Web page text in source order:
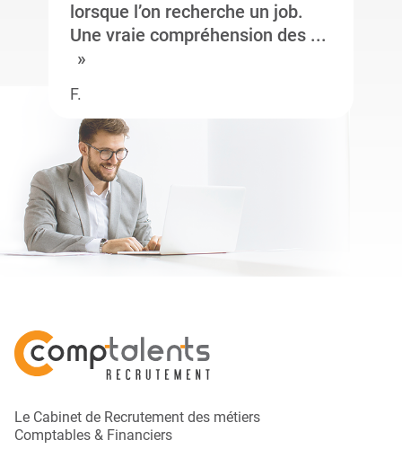
lorsque l’on recherche un job.
Une vraie compréhension des ...
F.
Le Cabinet de Recrutement des métiers
Comptables & Financiers